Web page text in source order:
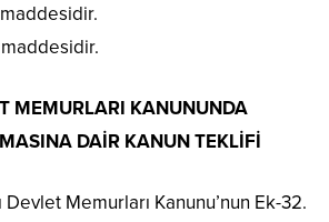
MEMURLARI KANUNUNDA
DAİR KANUN TEKLİFİ
Devlet Memurları Kanunu’nun Ek-32.